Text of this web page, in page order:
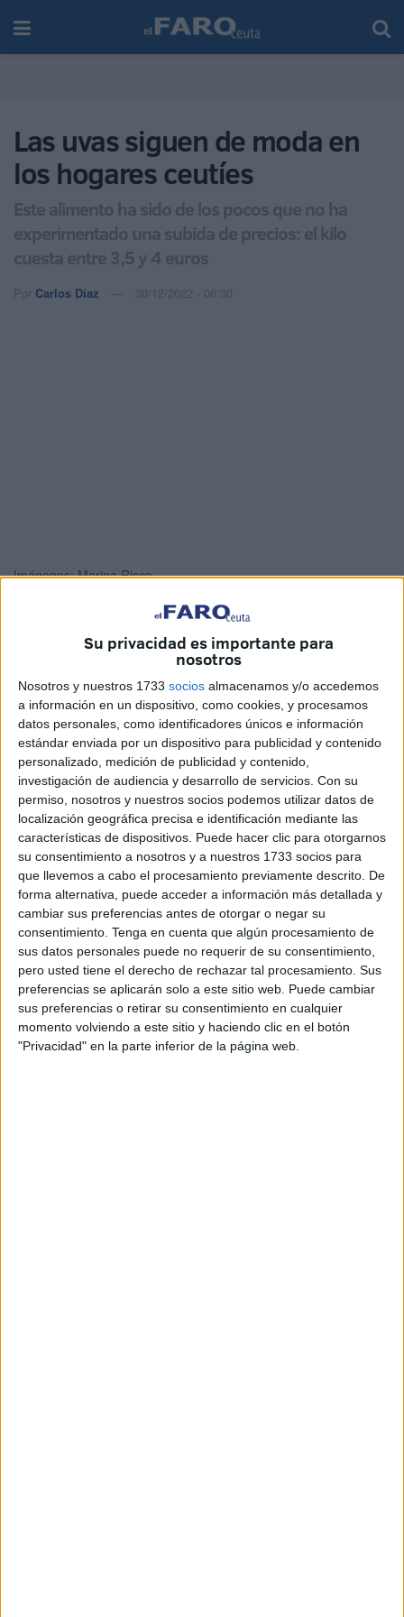
Su privacidad es importante para
nosotros
Nosotros y nuestros 1733 socios almacenamos y/o accedemos
a información en un dispositivo, como cookies, y procesamos
datos personales, como identificadores únicos e información
estándar enviada por un dispositivo para publicidad y contenido
personalizado, medición de publicidad y contenido,
investigación de audiencia y desarrollo de servicios. Con su
permiso, nosotros y nuestros socios podemos utilizar datos de
localización geográfica precisa e identificación mediante las
características de dispositivos. Puede hacer clic para otorgarnos
su consentimiento a nosotros y a nuestros 1733 socios para
que llevemos a cabo el procesamiento previamente descrito. De
forma alternativa, puede acceder a información más detallada y
cambiar sus preferencias antes de otorgar o negar su
consentimiento. Tenga en cuenta que algún procesamiento de
sus datos personales puede no requerir de su consentimiento,
pero usted tiene el derecho de rechazar tal procesamiento. Sus
preferencias se aplicarán solo a este sitio web. Puede cambiar
sus preferencias o retirar su consentimiento en cualquier
momento volviendo a este sitio y haciendo clic en el botón
"Privacidad" en la parte inferior de la página web.
Las uvas siguen de moda en
los hogares ceutíes
Este alimento ha sido de los pocos que no ha
experimentado una subida de precios: el kilo
cuesta entre 3,5 y 4 euros
Por Carlos Díaz 30/12/2022 - 06:30
Imágenes: Marina Risco
A 24 horas de las tradicionalescampanadas
año, lasfruteríasde Ceuta ya se encuentran repletas de
uvas para entrar en el año 2023 de la mejor forma posible.
Según pudieron informar los dueños de los puestos de
fruta, este alimento no ha experimentado una subida de
preciocomo sí ha ocurrido con el resto de la comida en
las fiestas navideñas.
“Nosotros creíamos que iba a venir subida la uva pero creo
que ha venidohasta más barata que el año pasado
porque en el año 2021 llegó a estar a cuatro euros y a
ahora mismo se encuentra a tres euros y medio”, comentó
África desde su puesto del Mercado Central.
Asimismo, Rachid declaró desde su frutería que los
ceutíes siempre esperan a los últimos días para adquirir
sus uvas ya que “aguantan hasta última hora porque se
trata de un alimento que no hace falta prepararlo en la